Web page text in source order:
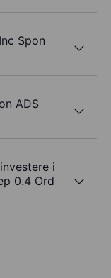
Spon
ADS
i
0.4 Ord